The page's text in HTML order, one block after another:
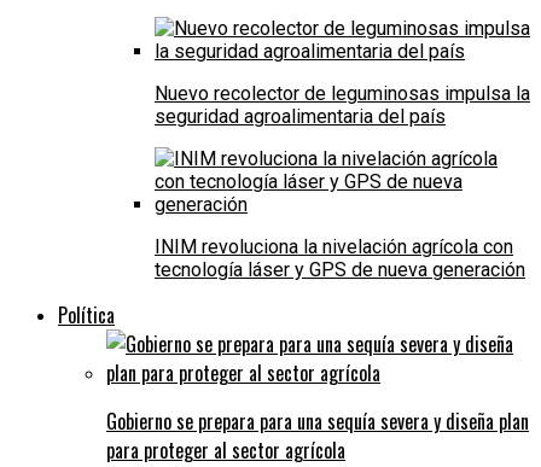
Nuevo recolector de leguminosas impulsa la
seguridad agroalimentaria del país
INIM revoluciona la nivelación agrícola con
tecnología láser y GPS de nueva generación
Política
Gobierno se prepara para una sequía severa y diseña plan
para proteger al sector agrícola